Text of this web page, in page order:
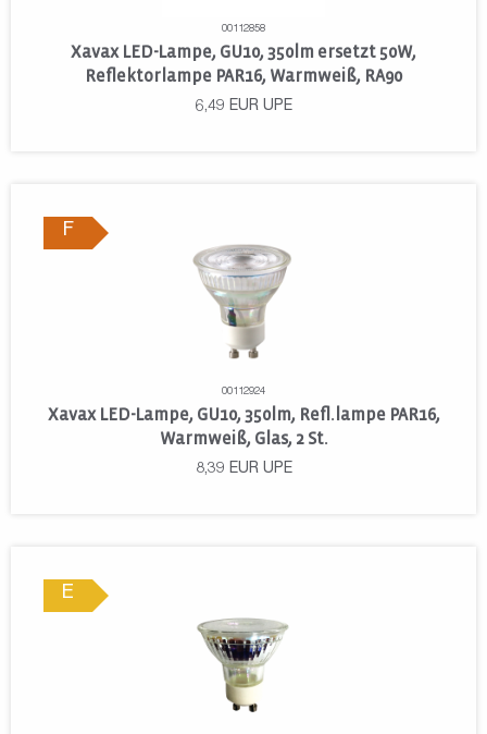
00112858
Xavax LED-Lampe, GU10, 350lm ersetzt 50W,
Reflektorlampe PAR16, Warmweiß, RA90
6,49 EUR UPE
F
00112924
Xavax LED-Lampe, GU10, 350lm, Refl.lampe PAR16,
Warmweiß, Glas, 2 St.
8,39 EUR UPE
E